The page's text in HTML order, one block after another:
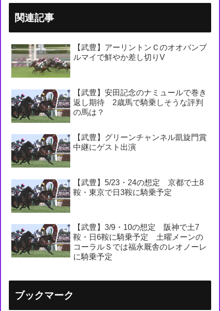
関連記事
【武豊】アーリントンＣのオオバンブ
ルマイで鮮やか差し切りV
【武豊】安田記念のナミュールで巻き
返し期待 2歳馬で騎乗しそうな評判
の馬は？
【武豊】グリーンチャンネル凱旋門賞
中継にゲスト出演
【武豊】5/23・24の想定 京都で土8
鞍・東京で日3鞍に騎乗予定
【武豊】3/9・10の想定 阪神で土7
鞍・日6鞍に騎乗予定 土曜メーンの
コーラルＳでは福永厩舎のレオノーレ
に騎乗予定
ブックマーク